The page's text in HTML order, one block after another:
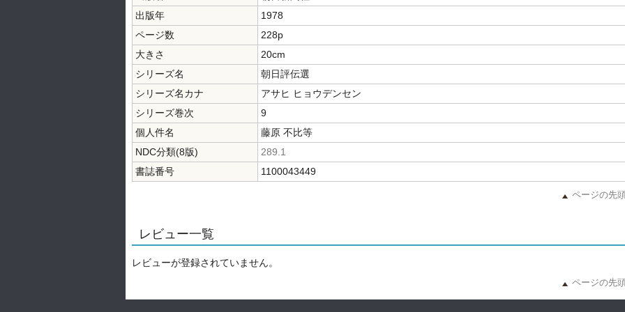
出版年
1978
ページ数
228p
大きさ
20cm
シリーズ名
朝日評伝選
シリーズ名カナ
アサヒ ヒョウデンセン
シリーズ巻次
9
個人件名
藤原 不比等
NDC分類(8版)
289.1
書誌番号
1100043449
ページの先
レビュー一覧
レビューが登録されていません。
ページの先